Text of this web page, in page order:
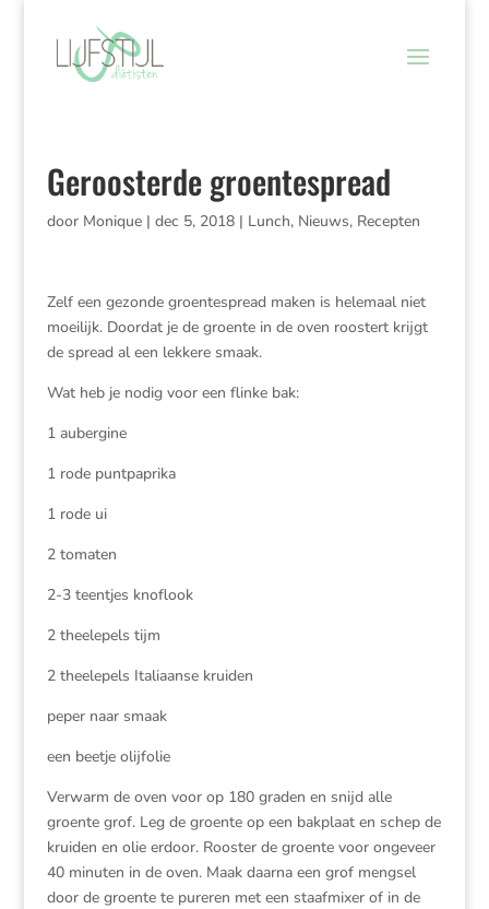
Geroosterde groentespread
door Monique| dec 5, 2018| Lunch, Nieuws, Recepten
Zelf een gezonde groentespread maken is helemaal niet
moeilijk. Doordat je de groente in de oven roostert krijgt
de spread al een lekkere smaak.
Wat heb je nodig voor een flinke bak:
1 aubergine
1 rode puntpaprika
1 rode ui
2 tomaten
2-3 teentjes knoflook
2 theelepels tijm
2 theelepels Italiaanse kruiden
peper naar smaak
een beetje olijfolie
Verwarm de oven voor op 180 graden en snijd alle
groente grof. Leg de groente op een bakplaat en schep de
kruiden en olie erdoor. Rooster de groente voor ongeveer
40 minuten in de oven. Maak daarna een grof mengsel
door de groente te pureren met een staafmixer of in de